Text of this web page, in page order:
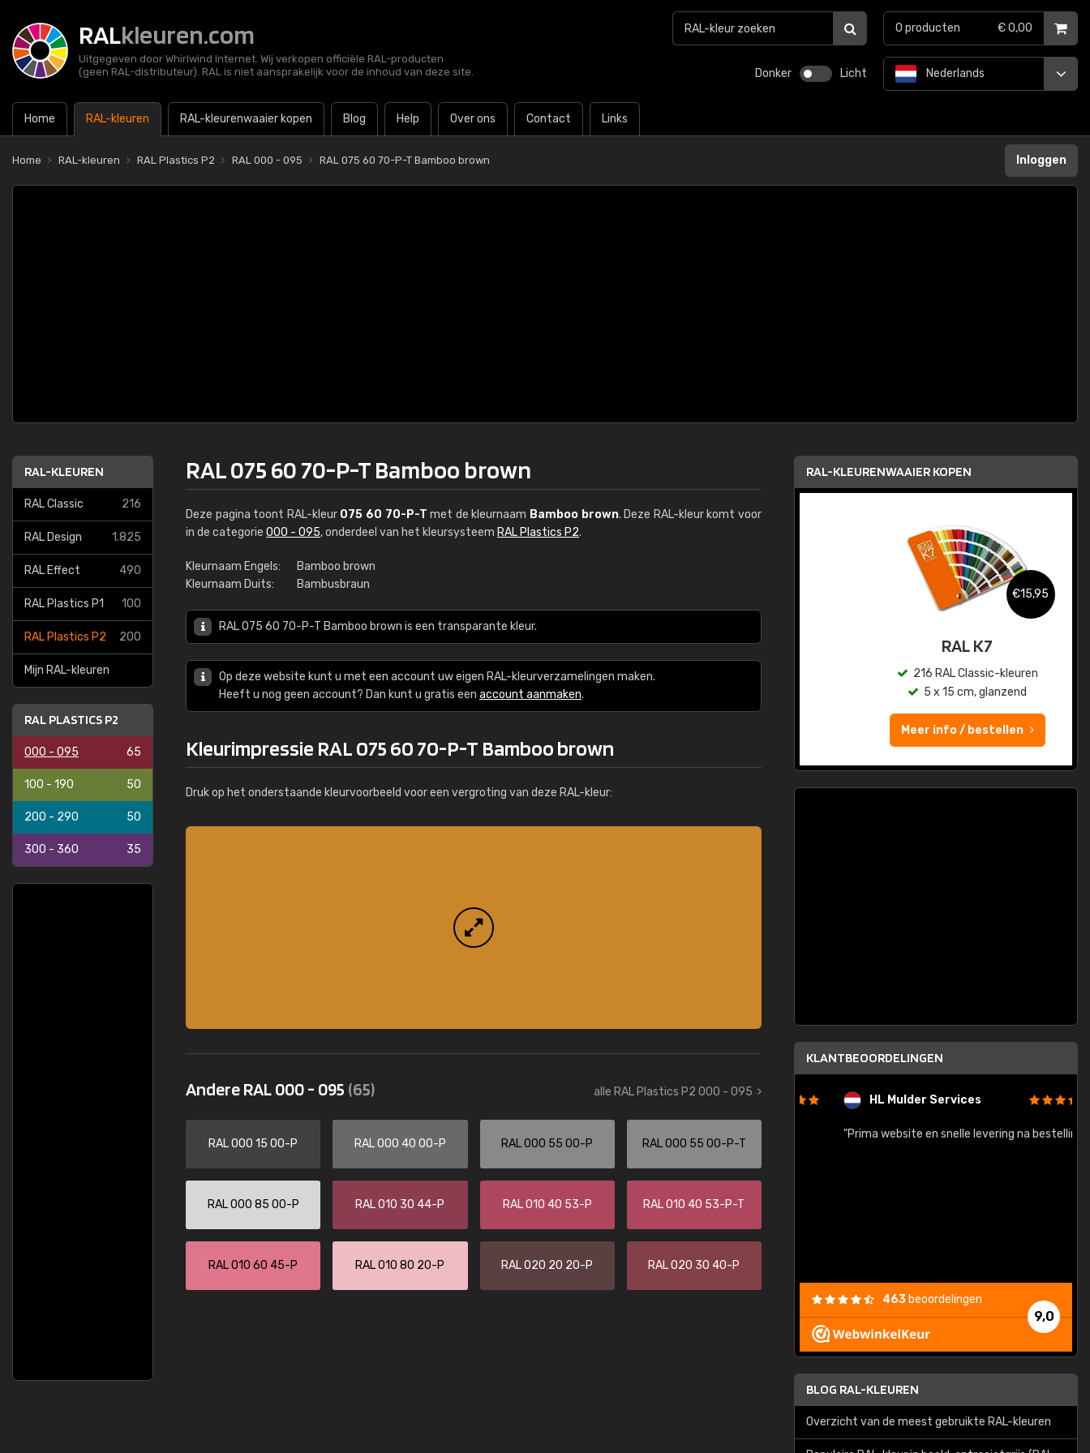
RALkleuren.com
Uitgegeven door Whirlwind Internet. Wij verkopen officiële RAL-producten
(geen RAL-distributeur). RAL is niet aansprakelijk voor de inhoud van deze site.
Donker Licht
Home RAL-kleuren RAL-kleurenwaaier kopen Blog Help Over ons Contact Links
Nederlands
0 producten € 0,00
Home RAL-kleuren RAL Plastics P2 RAL 000 - 095 RAL 075 60 70-P-T Bamboo brown Inloggen
RAL-KLEUREN
RAL Classic 216
RAL Design 1.825
RAL Effect 490
RAL Plastics P1 100
RAL Plastics P2 200
Mijn RAL-kleuren
RAL PLASTICS P2
000 - 095 65
100 - 190 50
200 - 290 50
300 - 360 35
RAL 075 60 70-P-T Bamboo brown
Deze pagina toont RAL-kleur 075 60 70-P-T met de kleurnaam Bamboo brown. Deze RAL-kleur komt voor
in de categorie 000 - 095, onderdeel van het kleursysteem RAL Plastics P2.
Kleurnaam Engels:
Bamboo brown
Kleurnaam Duits:
Bambusbraun
RAL 075 60 70-P-T Bamboo brown is een transparante kleur.
Op deze website kunt u met een account uw eigen RAL-kleurverzamelingen maken.
Heeft u nog geen account? Dan kunt u gratis een account aanmaken.
Kleurimpressie RAL 075 60 70-P-T Bamboo brown
Druk op het onderstaande kleurvoorbeeld voor een vergroting van deze RAL-kleur:
Andere RAL 000 - 095 (65) alle RAL Plastics P2 000 - 095
RAL 000 15 00-P RAL 000 40 00-P RAL 000 55 00-P RAL 000 55 00-P-T
RAL 000 85 00-P RAL 010 30 44-P RAL 010 40 53-P RAL 010 40 53-P-T
RAL 010 60 45-P RAL 010 80 20-P RAL 020 20 20-P RAL 020 30 40-P
RAL-KLEURENWAAIER KOPEN
RAL K7 op waterbasis
216 RAL Classic-kleuren
€15,95
RAL K7
216 RAL Classic-kleuren
5 x 15 cm, glanzend
Meer info / bestellen
KLANTBEOORDELINGEN
Kambier BV HL Mulder Services
"Prima website en snelle levering na bestelling"
9,0
463 beoordelingen
BLOG RAL-KLEUREN
Overzicht van de meest gebruikte RAL-kleuren